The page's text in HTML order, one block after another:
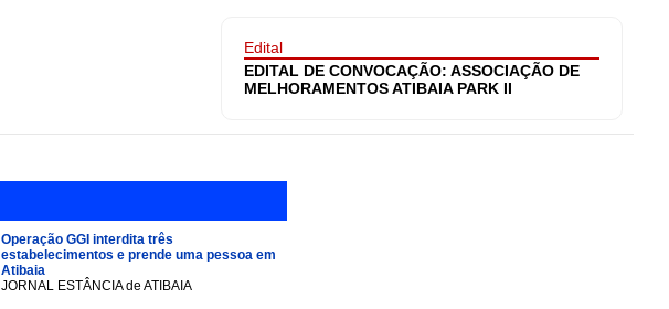
Edital
EDITAL DE CONVOCAÇÃO: ASSOCIAÇÃO DE
MELHORAMENTOS ATIBAIA PARK II
Operação GGI interdita três
estabelecimentos e prende uma pessoa em
Atibaia
JORNAL ESTÂNCIA de ATIBAIA